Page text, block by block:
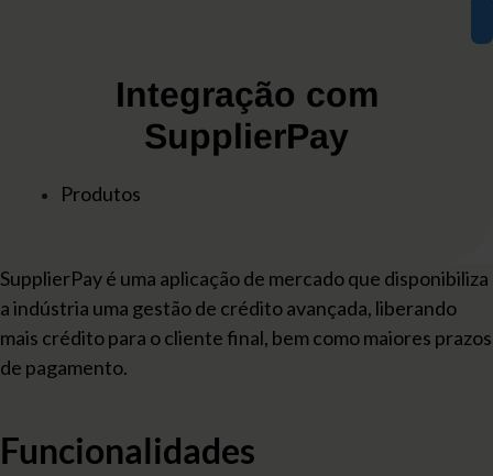
Integração com
SupplierPay
Produtos
SupplierPay é uma aplicação de mercado que disponibiliza
a indústria uma gestão de crédito avançada, liberando
mais crédito para o cliente final, bem como maiores prazos
de pagamento.
Funcionalidades